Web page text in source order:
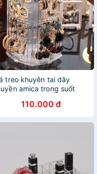
treo khuyên tai dây
amica trong suốt
110.000 đ